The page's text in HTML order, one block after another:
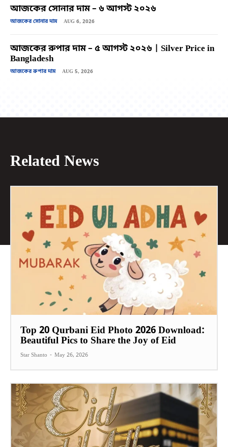
আজকের সোনার দাম – ৬ আগস্ট ২০২৬
আজকের সোনার দাম AUG 6, 2026
আজকের রুপার দাম – ৫ আগস্ট ২০২৬ | Silver Price in
Bangladesh
আজকের রুপার দাম AUG 5, 2026
Related News
Top 20 Qurbani Eid Photo 2026 Download:
Beautiful Pics to Share the Joy of Eid
Star Shanto - May 26, 2026